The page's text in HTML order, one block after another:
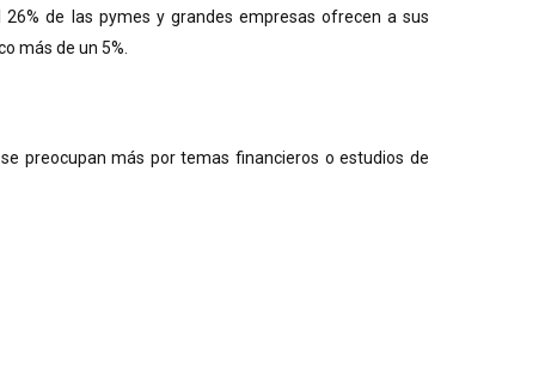
26% de las pymes y grandes empresas ofrecen a sus
más de un 5%.
preocupan más por temas financieros o estudios de